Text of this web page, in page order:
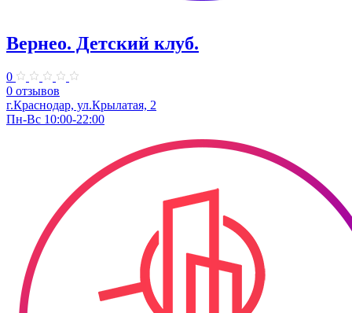
Вернео. Детский клуб.
0
0 отзывов
г.Краснодар, ул.Крылатая, 2
Пн-Вс 10:00-22:00